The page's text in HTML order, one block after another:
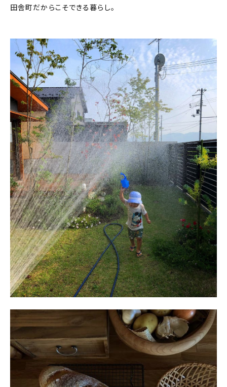
田舎町だからこそできる暮らし。